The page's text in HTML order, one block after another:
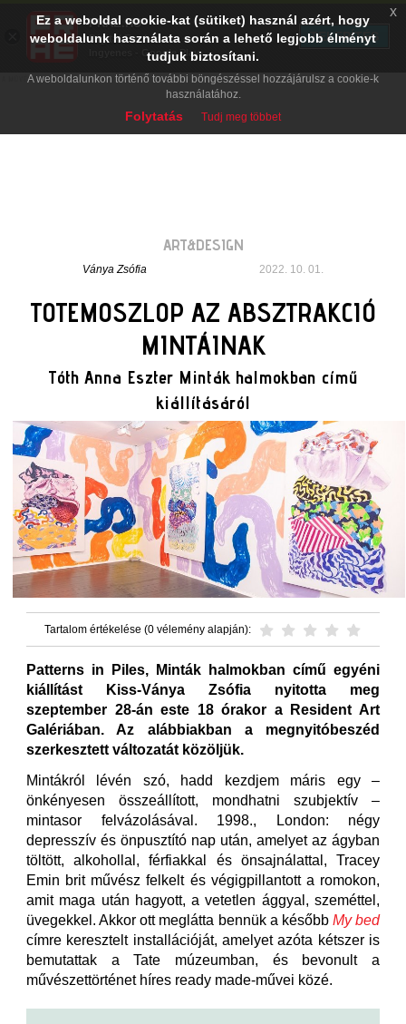
ART&DESIGN
Ványa Zsófia 2022. 10. 01.
TOTEMOSZLOP AZ ABSZTRAKCIÓ
MINTÁINAK
Tóth Anna Eszter Minták halmokban című
kiállításáról
Tartalom értékelése (0 vélemény alapján):
Patterns in Piles, Minták halmokban című egyéni
kiállítást Kiss-Ványa Zsófia nyitotta meg
szeptember 28-án este 18 órakor a Resident Art
Galériában. Az alábbiakban a megnyitóbeszéd
szerkesztett változatát közöljük.
Mintákról lévén szó, hadd kezdjem máris egy –
önkényesen összeállított, mondhatni szubjektív –
mintasor felvázolásával. 1998., London: négy
depresszív és önpusztító nap után, amelyet az ágyban
töltött, alkohollal, férfiakkal és önsajnálattal, Tracey
Emin brit művész felkelt és végigpillantott a romokon,
amit maga után hagyott, a vetetlen ággyal, szeméttel,
üvegekkel. Akkor ott meglátta bennük a később My bed
címre keresztelt installációját, amelyet azóta kétszer is
bemutattak a Tate múzeumban, és bevonult a
művészettörténet híres ready made-művei közé.
Ez a weboldal cookie-kat (sütiket) használ azért, hogy
weboldalunk használata során a lehető legjobb élményt
tudjuk biztosítani.
A weboldalunkon történő további böngészéssel hozzájárulsz a cookie-k
használatához.
Folytatás Tudj meg többet
x
PRAE.HU
Digital Evolution
Ingyenes - Google Play
TELEPÍTÉS